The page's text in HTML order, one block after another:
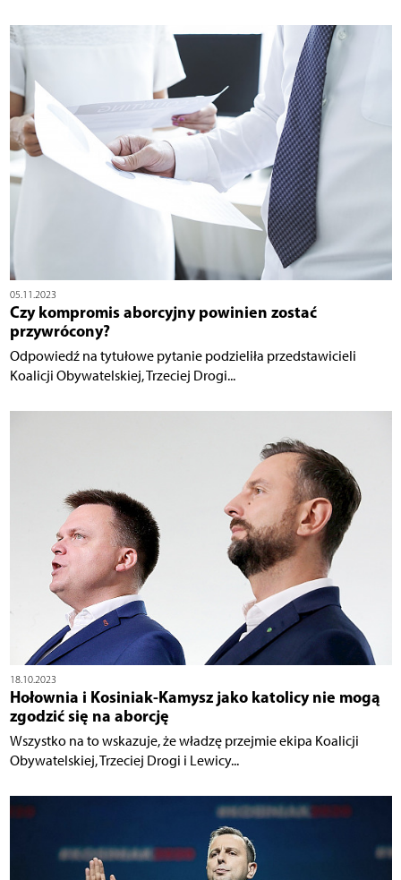
05.11.2023
Czy kompromis aborcyjny powinien zostać
przywrócony?
Odpowiedź na tytułowe pytanie podzieliła przedstawicieli
Koalicji Obywatelskiej, Trzeciej Drogi...
18.10.2023
Hołownia i Kosiniak-Kamysz jako katolicy nie mogą
zgodzić się na aborcję
Wszystko na to wskazuje, że władzę przejmie ekipa Koalicji
Obywatelskiej, Trzeciej Drogi i Lewicy...